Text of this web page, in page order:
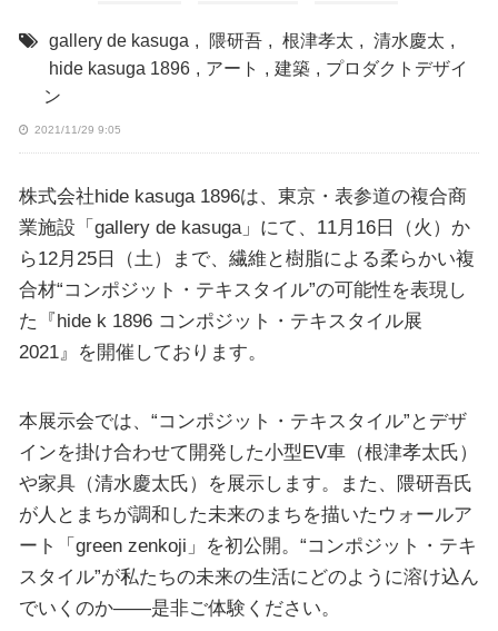
gallery de kasuga , 隈研吾 , 根津孝太 , 清水慶太 ,
hide kasuga 1896 , アート , 建築 , プロダクトデザイ
ン
2021/11/29 9:05
株式会社hide kasuga 1896は、東京・表参道の複合商
業施設「gallery de kasuga」にて、11月16日（火）か
ら12月25日（土）まで、繊維と樹脂による柔らかい複
合材“コンポジット・テキスタイル”の可能性を表現し
た『hide k 1896 コンポジット・テキスタイル展
2021』を開催しております。
本展示会では、“コンポジット・テキスタイル”とデザ
インを掛け合わせて開発した小型EV車（根津孝太氏）
や家具（清水慶太氏）を展示します。また、隈研吾氏
が人とまちが調和した未来のまちを描いたウォールア
ート「green zenkoji」を初公開。“コンポジット・テキ
スタイル”が私たちの未来の生活にどのように溶け込ん
でいくのか――是非ご体験ください。